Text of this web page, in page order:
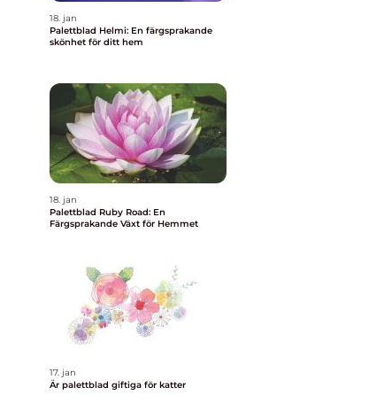
18. jan
Palettblad Helmi: En färgsprakande
skönhet för ditt hem
18. jan
Palettblad Ruby Road: En
Färgsprakande Växt för Hemmet
17. jan
Är palettblad giftiga för katter